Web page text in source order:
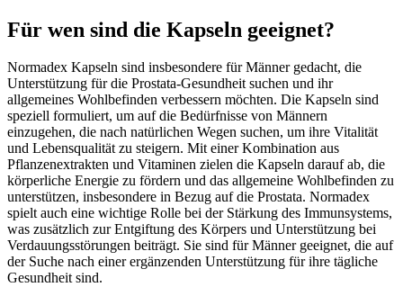
Für wen sind die Kapseln geeignet?
Normadex Kapseln sind insbesondere für Männer gedacht, die
Unterstützung für die Prostata-Gesundheit suchen und ihr
allgemeines Wohlbefinden verbessern möchten. Die Kapseln sind
speziell formuliert, um auf die Bedürfnisse von Männern
einzugehen, die nach natürlichen Wegen suchen, um ihre Vitalität
und Lebensqualität zu steigern. Mit einer Kombination aus
Pflanzenextrakten und Vitaminen zielen die Kapseln darauf ab, die
körperliche Energie zu fördern und das allgemeine Wohlbefinden zu
unterstützen, insbesondere in Bezug auf die Prostata. Normadex
spielt auch eine wichtige Rolle bei der Stärkung des Immunsystems,
was zusätzlich zur Entgiftung des Körpers und Unterstützung bei
Verdauungsstörungen beiträgt. Sie sind für Männer geeignet, die auf
der Suche nach einer ergänzenden Unterstützung für ihre tägliche
Gesundheit sind.